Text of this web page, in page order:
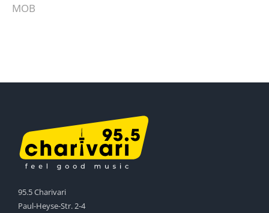
MOB
95.5 Charivari
Paul-Heyse-Str. 2-4